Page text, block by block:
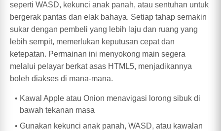
seperti WASD, kekunci anak panah, atau sentuhan untuk
bergerak pantas dan elak bahaya. Setiap tahap semakin
sukar dengan pembeli yang lebih laju dan ruang yang
lebih sempit, memerlukan keputusan cepat dan
ketepatan. Permainan ini menyokong main segera
melalui pelayar berkat asas HTML5, menjadikannya
boleh diakses di mana-mana.
Kawal Apple atau Onion menavigasi lorong sibuk di
bawah tekanan masa
Gunakan kekunci anak panah, WASD, atau kawalan